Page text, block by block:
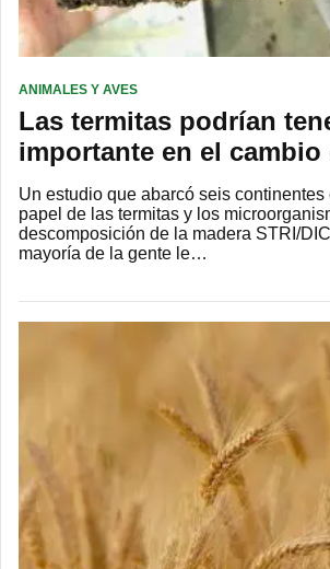
ANIMALES Y AVES
Las termitas podrían
importante en el
Un estudio que abarcó seis continentes
papel de las termitas y los
descomposición de la madera STRI/
mayoría de la gente le…